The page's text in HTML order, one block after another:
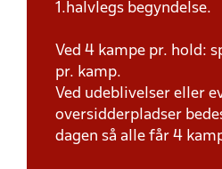
1.halvlegs begyndelse.
Ved 4 kampe pr. hold:
pr. kamp.
Ved udeblivelser eller
oversidderpladser
dagen så alle får 4